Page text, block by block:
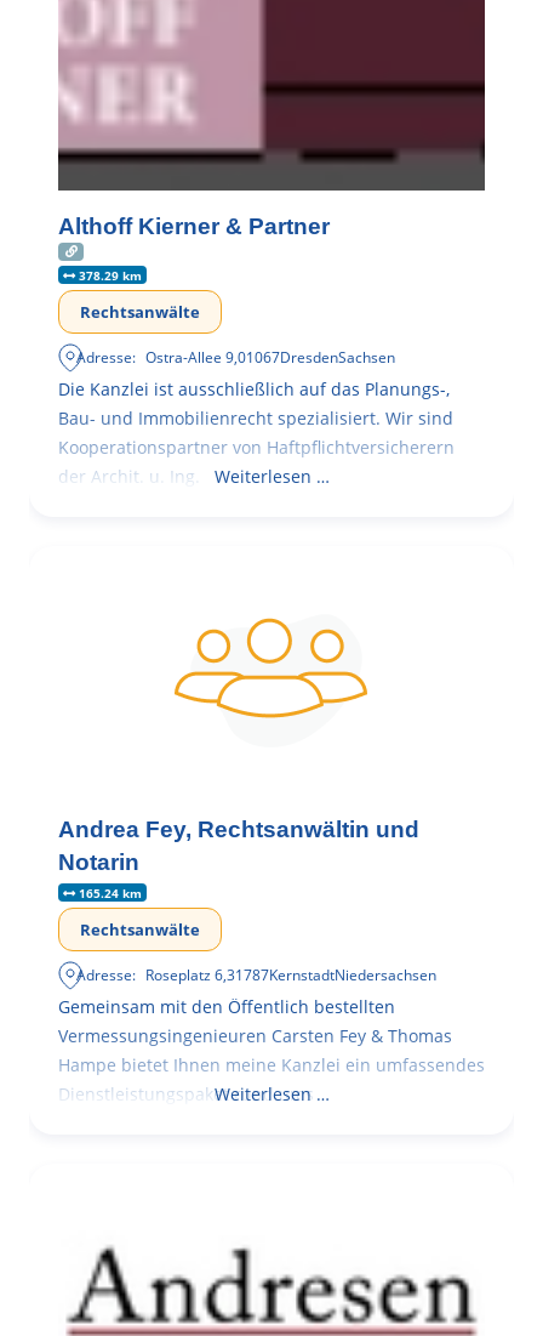
Althoff Kierner & Partner
378.29 km
Rechtsanwälte
Adresse: Ostra-Allee 9,01067DresdenSachsen
Die Kanzlei ist ausschließlich auf das Planungs-,
Bau- und Immobilienrecht spezialisiert. Wir sind
Kooperationspartner von Haftpflichtversicherern
der Archit. u. Ing.
Weiterlesen …
Andrea Fey, Rechtsanwältin und
Notarin
165.24 km
Rechtsanwälte
Adresse: Roseplatz 6,31787KernstadtNiedersachsen
Gemeinsam mit den Öffentlich bestellten
Vermessungsingenieuren Carsten Fey & Thomas
Hampe bietet Ihnen meine Kanzlei ein umfassendes
Dienstleistungspaket rund ums
Weiterlesen …